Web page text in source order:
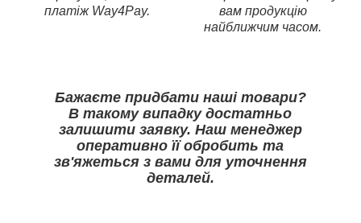
платіж Way4Pay.
вам продукцію
найближчим часом.
Бажаєте придбати наші товари?
В такому випадку достатньо
залишити заявку. Наш менеджер
оперативно її обробить та
зв'яжеться з вами для уточнення
деталей.